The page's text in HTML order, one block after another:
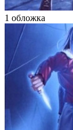
1 обложка